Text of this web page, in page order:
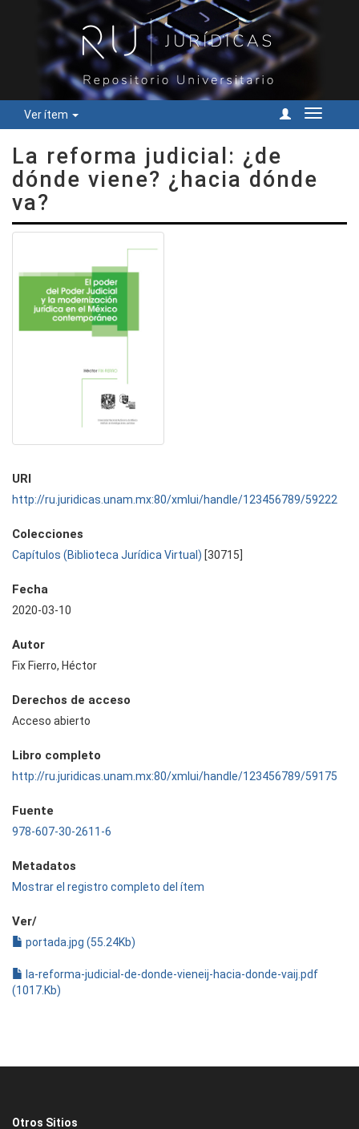
Ver ítem
Cambiar
La reforma judicial: ¿de
dónde viene? ¿hacia dónde
va?
URI
http://ru.juridicas.unam.mx:80/xmlui/handle/123456789/59222
Colecciones
Capítulos (Biblioteca Jurídica Virtual) [30715]
Fecha
2020-03-10
Autor
Fix Fierro, Héctor
Derechos de acceso
Acceso abierto
Libro completo
http://ru.juridicas.unam.mx:80/xmlui/handle/123456789/59175
Fuente
978-607-30-2611-6
Metadatos
Mostrar el registro completo del ítem
Ver/
portada.jpg (55.24Kb)
la-reforma-judicial-de-donde-vieneij-hacia-donde-vaij.pdf
(1017.Kb)
Otros Sitios